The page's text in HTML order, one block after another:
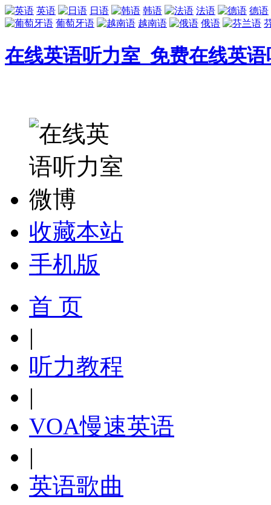
英语 日语 韩语 法语
德语
葡萄牙语
越南语 俄语
在线英语听力室_免费在线英
收藏本站
手机版
首 页
|
听力教程
|
VOA慢速英语
|
英语歌曲